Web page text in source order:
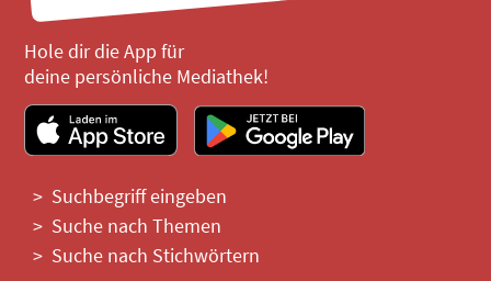
Hole dir die App für
deine persönliche Mediathek!
Suchbegriff eingeben
Suche nach Themen
Suche nach Stichwörtern